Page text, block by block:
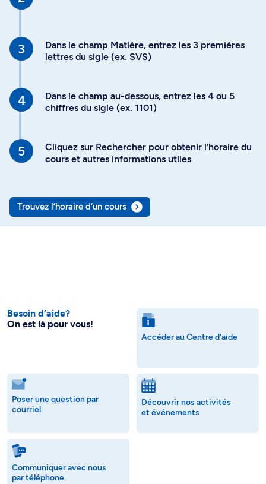
Dans le champ Matière, entrez les 3 premières
lettres du sigle (ex. SVS)
Dans le champ au-dessous, entrez les 4 ou 5
chiffres du sigle (ex. 1101)
Cliquez sur Rechercher pour obtenir l’horaire du
cours et autres informations utiles
Trouvez l’horaire d’un cours
Besoin d’aide?
On est là pour vous!
Accéder au Centre d'aide
Poser une question par
courriel
Découvrir nos activités
et événements
Communiquer avec nous
par téléphone